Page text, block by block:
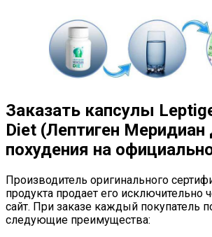
Заказать капсулы
Diet (Лептиген
похудения на
Производитель оригинального
продукта продает его исключительно
сайт. При заказе каждый покупатель
следующие преимущества: